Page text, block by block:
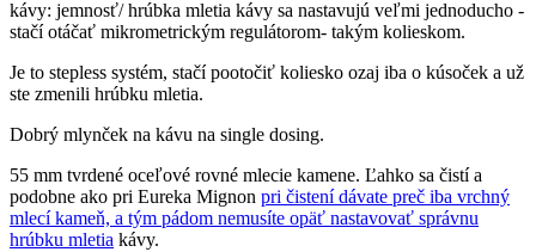
kávy: jemnosť/ hrúbka mletia kávy sa nastavujú veľmi jednoducho -
stačí otáčať mikrometrickým regulátorom- takým kolieskom.
Je to stepless systém, stačí pootočiť koliesko ozaj iba o kúsoček a už
ste zmenili hrúbku mletia.
Dobrý mlynček na kávu na single dosing.
55 mm tvrdené oceľové rovné mlecie kamene. Ľahko sa čistí a
podobne ako pri Eureka Mignon pri čistení dávate preč iba vrchný
mlecí kameň, a tým pádom nemusíte opäť nastavovať správnu
hrúbku mletia kávy.